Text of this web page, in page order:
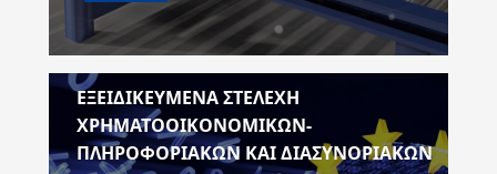
ΕΞΕΙΔΙΚΕΥΜΈΝΑ ΣΤΕΛΈΧΗ
ΧΡΗΜΑΤΟΟΙΚΟΝΟΜΙΚΏΝ-
ΠΛΗΡΟΦΟΡΙΑΚΏΝ ΚΑΙ ΔΙΑΣΥΝΟΡΙΑΚΏΝ